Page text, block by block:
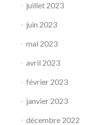
juillet 2023
juin 2023
mai 2023
avril 2023
février 2023
janvier 2023
décembre 2022